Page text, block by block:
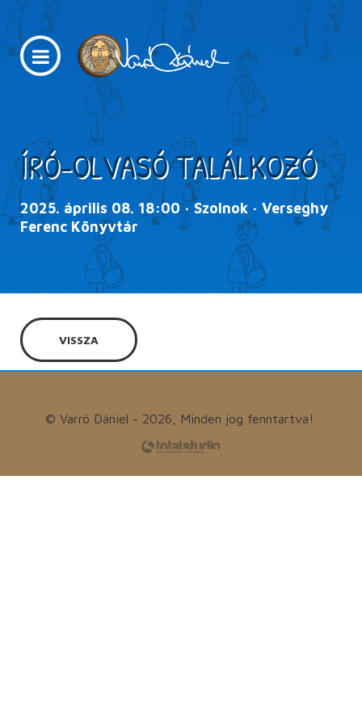
ÍRÓ-OLVASÓ TALÁLKOZÓ
2025. április 08. 18:00 · Szolnok · Verseghy
Ferenc Könyvtár
VISSZA
© Varró Dániel - 2026, Minden jog fenntartva!